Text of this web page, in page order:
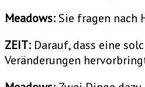
Meadows:Sie fragen nach
ZEIT: Darauf, dass eine
Veränderungen